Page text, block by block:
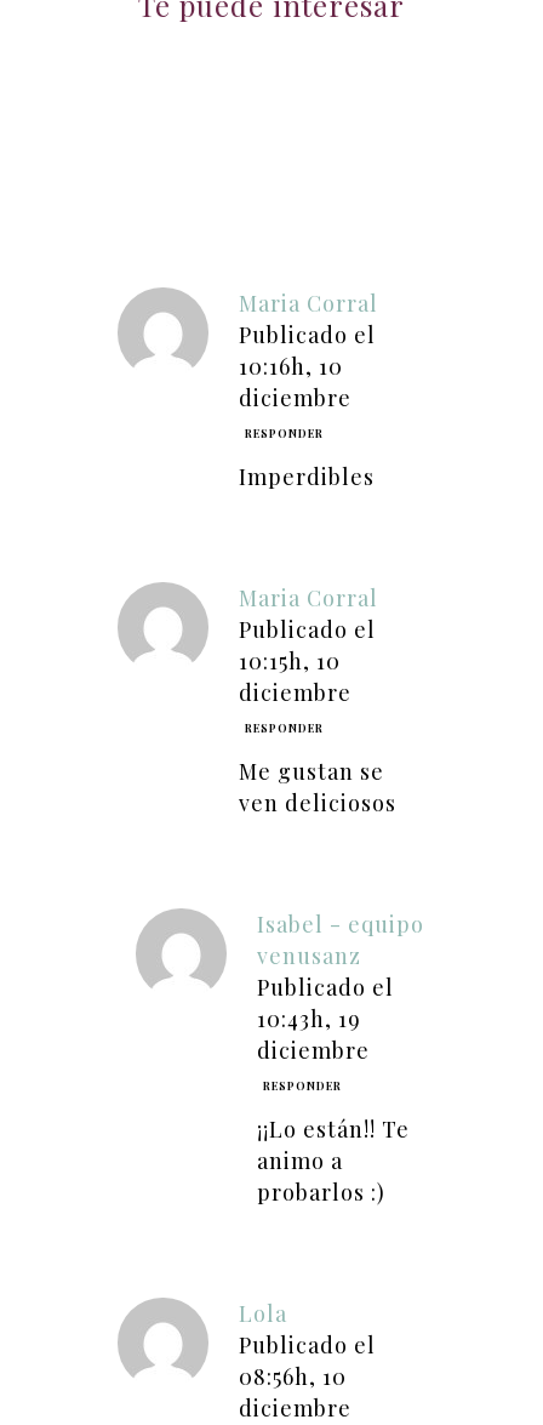
Maria Corral
Publicado el
10:16h, 10
diciembre
RESPONDER
Imperdibles
Maria Corral
Publicado el
10:15h, 10
diciembre
RESPONDER
Me gustan se
ven deliciosos
Isabel - equipo
venusanz
Publicado el
10:43h, 19
diciembre
RESPONDER
¡¡Lo están!! Te
animo a
probarlos :)
Lola
Publicado el
08:56h, 10
diciembre